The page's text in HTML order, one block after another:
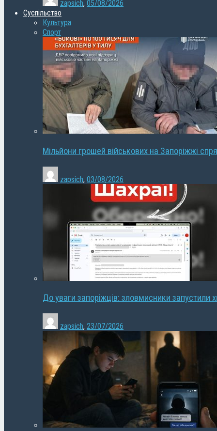
zapsich, 05/08/2026
Суспільство
Культура
Спорт
Мільйони грошей військових на Запоріжжі
zapsich, 03/08/2026
До уваги запоріжців: зловмисники запустили
zapsich, 23/07/2026